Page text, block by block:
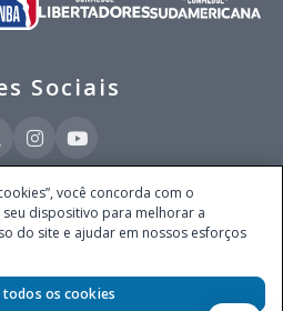
Sociais
LTDA (CNPJ 52.868.380/0001-84), com
Lima, nº 4.055, 3º andar, Itaim Bibi, no
Paulo, CEP 04538-133, Brasil - empresa
fixa em todo território nacional pela
Ministério da Fazenda, conforme Portaria nº
você concorda com o
dispositivo para melhorar a
do site e ajudar em nossos esforços
os cookies